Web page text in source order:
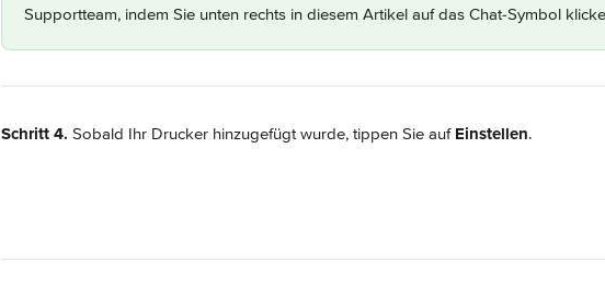
Supportteam, indem Sie unten rechts in diesem Artikel auf das Chat-Symbol
Schritt 4. Sobald Ihr Drucker hinzugefügt wurde, tippen Sie auf Einstellen.